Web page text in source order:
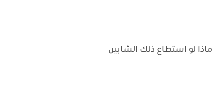
ماذا لو استطاع ذلك الشابين